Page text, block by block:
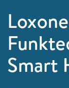
Smart